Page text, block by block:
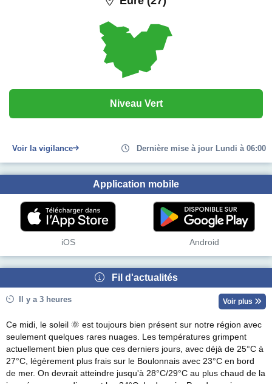
Niveau Vert
Voir la vigilance Dernière mise à jour Lundi à 06:00
Application mobile
iOS Android
Fil d'actualités
Il y a 3 heures Voir plus
Ce midi, le soleil 🌞 est toujours bien présent sur notre région avec
seulement quelques rares nuages. Les températures grimpent
actuellement bien plus que ces derniers jours, avec déjà de 25°C à
27°C, légèrement plus frais sur le Boulonnais avec 23°C en bord
de mer. On devrait atteindre jusqu'à 28°C/29°C au plus chaud de la